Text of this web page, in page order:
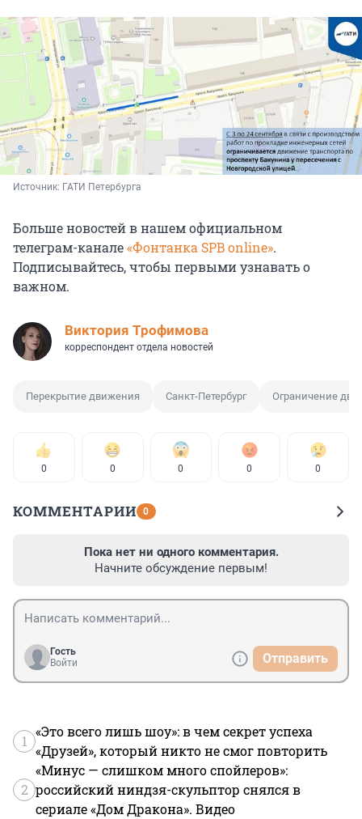
Источник: ГАТИ Петербурга
Больше новостей в нашем официальном
телеграм-канале«Фонтанка SPB online».
Подписывайтесь, чтобы первыми узнавать о
важном.
Виктория Трофимова
корреспондент отдела новостей
Перекрытие движения Санкт-Петербург Ограничение
0 0 0 0 0
КОММЕНТАРИИ 0
Пока нет ни одного комментария.
Начните обсуждение первым!
Гость
Войти
Отправить
1
«Это всего лишь шоу»: в чем секрет успеха
«Друзей», который никто не смог повторить
2
«Минус — слишком много спойлеров»:
российский ниндзя-скульптор снялся в
сериале «Дом Дракона». Видео